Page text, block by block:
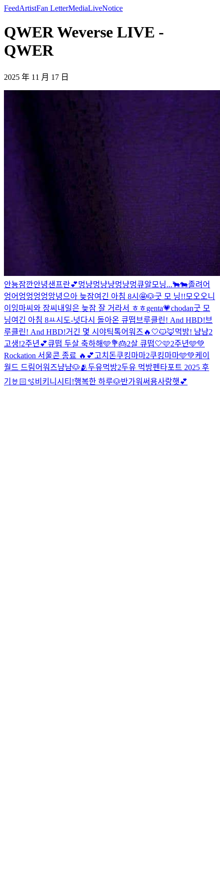
FeedArtistFan LetterMediaLiveNotice
QWER Weverse LIVE -
QWER
2025 年 11 月 17 日
안뇽잠깐안녕샌프란💕멍냥멍냥냥멍냥멍큐알모닝...🐂🐄졸려 어
엉어엉엉엉엉앙녕 으아 늦잠여긴 아침 8시 🤩🐶굿 모 닝!!모오오니
이잉마씨와 장씨 내일은 늦잠 잘 거라서 ㅎㅎgenta💗chodan굿 모
닝여긴 아침 8ㅛ시 도-넛다시 돌아온 큐떱 브루클린! And HBD!브
루클린! And HBD!거긴 몇 시야틱톡어워즈🔥 🤍🐱🦊먹방! 냠냠2
고생!2주년💕큐떱 두살 축하해🩵💐🎂2살 큐떱🤍🩷2주년🩵💚
Rockation 서울콘 종료 🔥💕 고치돈쿠킹마마2쿠킹마마🩵💚케이
월드 드림어워즈냠냠🐶🫂두유먹방2두유 먹방펜타포트 2025 후
기🤘🏻🫧비키니시티!행복한 하루🐶반가워써용사랑햇💕